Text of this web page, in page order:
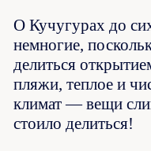
О Кучугурах до
немногие,
делиться
пляжи, теплое и
климат — вещи
стоило делиться!